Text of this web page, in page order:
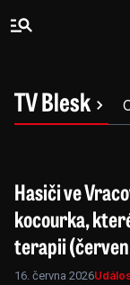
TV Blesk
Hasiči ve
kocourka,
terapii
16. června 2026